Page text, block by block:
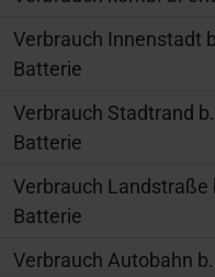
Verbrauch Innenstadt
Batterie
Verbrauch Stadtrand
Batterie
Verbrauch Landstraße
Batterie
Verbrauch Autobahn